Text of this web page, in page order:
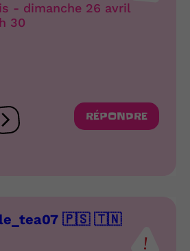
- dimanche 26 avril
30
Ouvrir les réactions
RÉPONDRE
🇵🇸 🇹🇳